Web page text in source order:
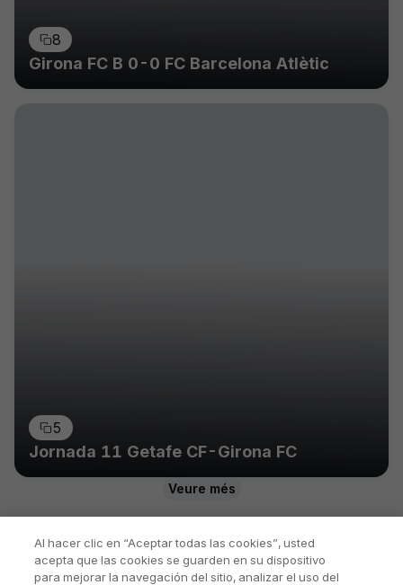
8
Girona FC B 0-0 FC Barcelona Atlètic
5
Jornada 11 Getafe CF-Girona FC
Veure més
Al hacer clic en “Aceptar todas las cookies”, usted
acepta que las cookies se guarden en su dispositivo
para mejorar la navegación del sitio, analizar el uso del